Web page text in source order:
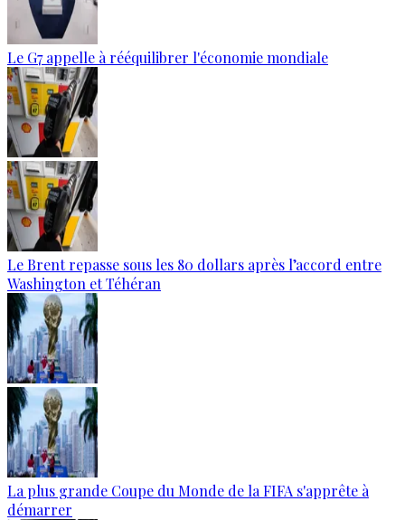
Le G7 appelle à rééquilibrer l'économie mondiale
Le Brent repasse sous les 80 dollars après l’accord entre
Washington et Téhéran
La plus grande Coupe du Monde de la FIFA s'apprête à
démarrer